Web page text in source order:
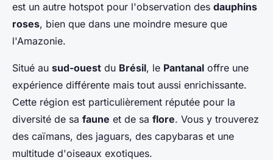
est un autre hotspot pour l'observation des dauphins
roses, bien que dans une moindre mesure que
l'Amazonie.
Situé au sud-ouest du Brésil, le Pantanal offre une
expérience différente mais tout aussi enrichissante.
Cette région est particulièrement réputée pour la
diversité de sa faune et de sa flore. Vous y trouverez
des caïmans, des jaguars, des capybaras et une
multitude d'oiseaux exotiques.